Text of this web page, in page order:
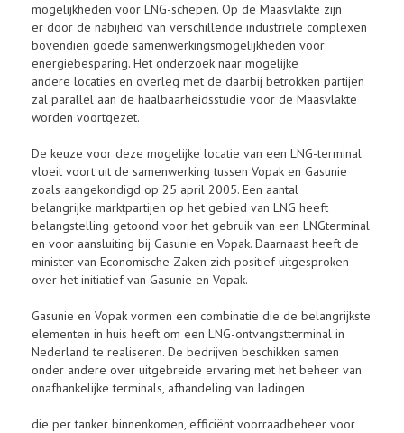
mogelijkheden voor LNG-schepen. Op de Maasvlakte zijn
er door de nabijheid van verschillende industriële complexen
bovendien goede samenwerkingsmogelijkheden voor
energiebesparing. Het onderzoek naar mogelijke
andere locaties en overleg met de daarbij betrokken partijen
zal parallel aan de haalbaarheidsstudie voor de Maasvlakte
worden voortgezet.
De keuze voor deze mogelijke locatie van een LNG-terminal
vloeit voort uit de samenwerking tussen Vopak en Gasunie
zoals aangekondigd op 25 april 2005. Een aantal
belangrijke marktpartijen op het gebied van LNG heeft
belangstelling getoond voor het gebruik van een LNGterminal
en voor aansluiting bij Gasunie en Vopak. Daarnaast heeft de
minister van Economische Zaken zich positief uitgesproken
over het initiatief van Gasunie en Vopak.
Gasunie en Vopak vormen een combinatie die de belangrijkste
elementen in huis heeft om een LNG-ontvangstterminal in
Nederland te realiseren. De bedrijven beschikken samen
onder andere over uitgebreide ervaring met het beheer van
onafhankelijke terminals, afhandeling van ladingen
die per tanker binnenkomen, efficiënt voorraadbeheer voor